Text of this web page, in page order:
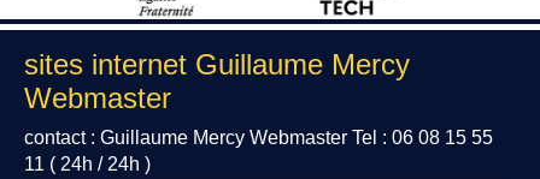
Videos d'entreprises
NEWS SAINT-SEVER
sites internet Guillaume Mercy
Webmaster
contact : Guillaume Mercy Webmaster Tel : 06 08 15 55
11 ( 24h / 24h )